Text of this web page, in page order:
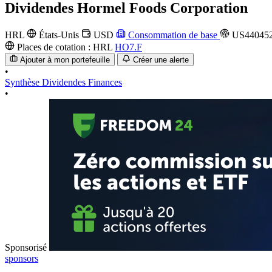
Dividendes Hormel Foods Corporation
HRL États-Unis USD Consommation de base
Places de cotation : HRL HO7.F
Ajouter à mon portefeuille Créer une alerte
•
Synthèse Dividendes Finances
•
Sponsorisé
sponsors